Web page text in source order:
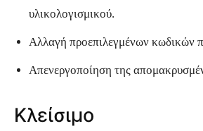
υλικολογισμικού.
Αλλαγή προεπιλεγμένων κωδικών
Απενεργοποίηση της
Κλείσιμο